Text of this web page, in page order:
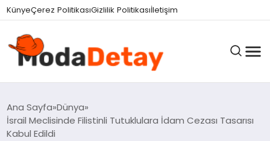
felix markets 360
felix markets yatırım
felix markets pro
felix markets
felix markets app
KünyeÇerez PolitikasıGizlilik Politikasıİletişim
GÜNDEM
Ana Sayfa Dünya
İsrail Meclisinde Filistinli Tutuklulara İdam Cezası Tasarısı
Kabul Edildi